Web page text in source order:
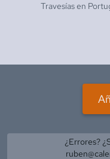
Travesías en
¿Errores?